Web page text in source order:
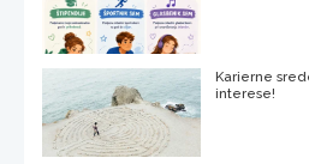
Karierne
interese!